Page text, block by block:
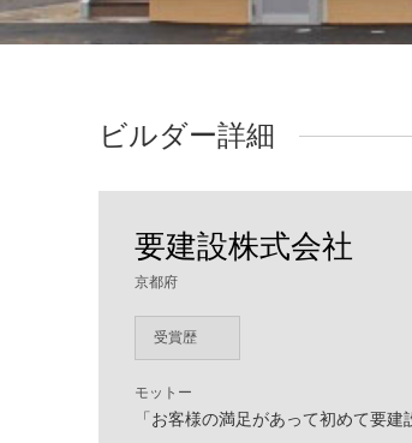
ビルダー詳細
要建設株式会社
京都府
受賞歴
モットー
「お客様の満足があって初めて要建